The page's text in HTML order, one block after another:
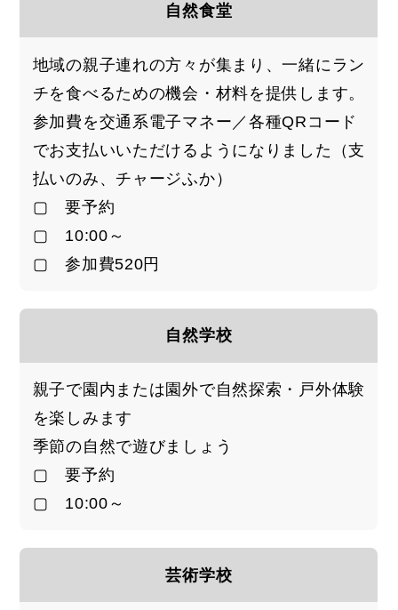
自然食堂
地域の親子連れの方々が集まり、一緒にラン
チを食べるための機会・材料を提供します。
参加費を交通系電子マネー／各種QRコード
でお支払いいただけるようになりました（支
払いのみ、チャージふか）
▢ 要予約
▢ 10:00～
▢ 参加費520円
自然学校
親子で園内または園外で自然探索・戸外体験
を楽しみます
季節の自然で遊びましょう
▢ 要予約
▢ 10:00～
芸術学校